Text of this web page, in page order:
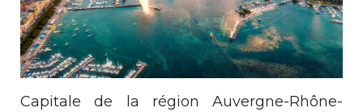
Capitale de la région Auvergne-Rhône-